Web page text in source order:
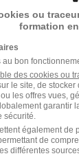
Media
Billancourt
ou
formation
bon
des cookies ou
le site, de
les offres vues,
garantir
également
de
différentes